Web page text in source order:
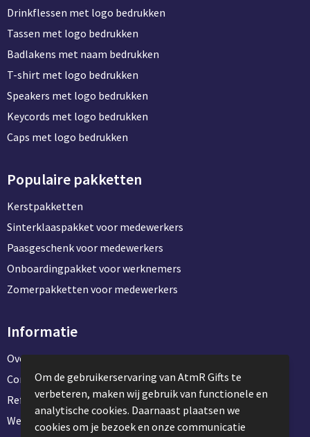
Drinkflessen met logo bedrukken
Tassen met logo bedrukken
Badlakens met naam bedrukken
T-shirt met logo bedrukken
Speakers met logo bedrukken
Keycords met logo bedrukken
Caps met logo bedrukken
Populaire pakketten
Kerstpakketten
Sinterklaaspakket voor medewerkers
Paasgeschenk voor medewerkers
Onboardingpakket voor werknemers
Zomerpakketten voor medewerkers
Informatie
Over ons
Contact en klantenservice
Referentie projecten
Werken & stage bij AtmR Gifts
Om de gebruikerservaring van AtmR Gifts te
verbeteren, maken wij gebruik van functionele en
analytische cookies. Daarnaast plaatsen we
cookies om je bezoek en onze communicatie